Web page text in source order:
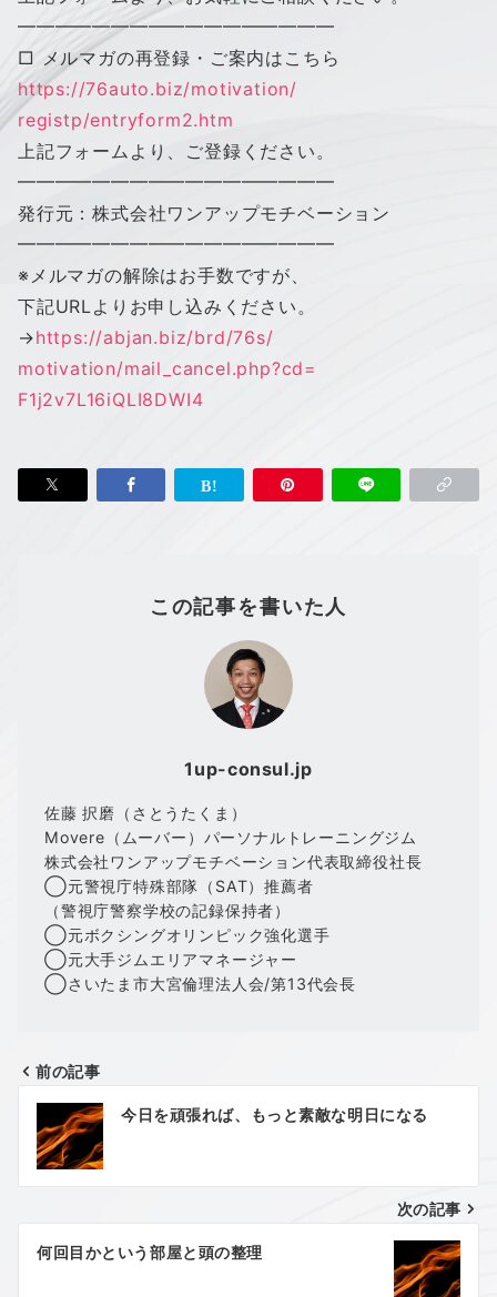
━━━━━━━━━━━━━━━━━
□ メルマガの再登録・ご案内はこちら
https://76auto.biz/motivation/
registp/entryform2.htm
上記フォームより、ご登録ください。
━━━━━━━━━━━━━━━━━
発行元：株式会社ワンアップモチベーション
━━━━━━━━━━━━━━━━━
※メルマガの解除はお手数ですが、
下記URLよりお申し込みください。
→https://abjan.biz/brd/76s/
motivation/mail_cancel.php?cd=
F1j2v7L16iQLI8DWI4
この記事を書いた人
1up-consul.jp
佐藤 択磨（さとうたくま）
Movere（ムーバー）パーソナルトレーニングジム
株式会社ワンアップモチベーション代表取締役社長
◯元警視庁特殊部隊（SAT）推薦者
（警視庁警察学校の記録保持者）
◯元ボクシングオリンピック強化選手
◯元大手ジムエリアマネージャー
◯さいたま市大宮倫理法人会/第13代会長
投
稿
ナ
ゲ
前の記事
今日を頑張れば、もっと素敵な明日になる
次の記事
何回目かという部屋と頭の整理